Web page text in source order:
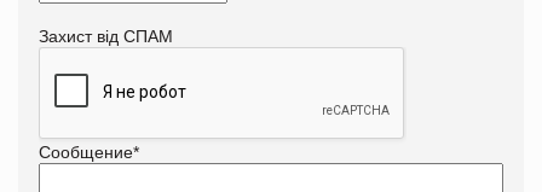
Захист від СПАМ
Сообщение*